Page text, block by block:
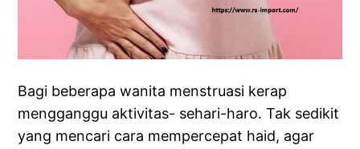
Bagi beberapa wanita menstruasi kerap
mengganggu aktivitas- sehari-haro. Tak sedikit
yang mencari cara mempercepat haid, agar